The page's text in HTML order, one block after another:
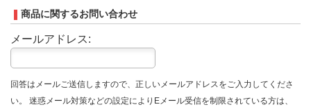
商品に関するお問い合わせ
メールアドレス:
回答はメールご送信しますので、正しいメールアドレスをご入力してくださ
い。 迷惑メール対策などの設定によりEメール受信を制限されている方は、